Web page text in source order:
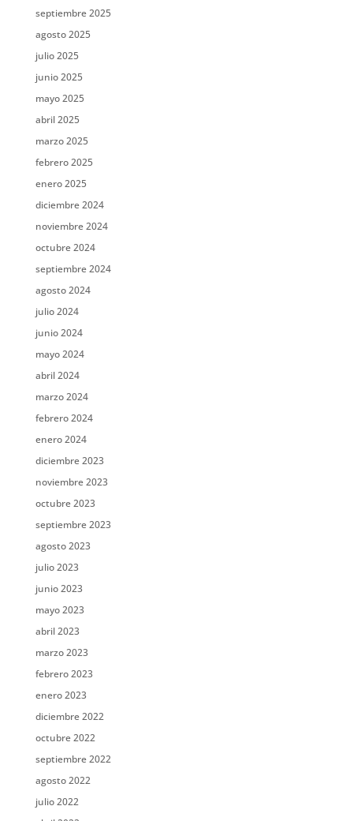
septiembre 2025
agosto 2025
julio 2025
junio 2025
mayo 2025
abril 2025
marzo 2025
febrero 2025
enero 2025
diciembre 2024
noviembre 2024
octubre 2024
septiembre 2024
agosto 2024
julio 2024
junio 2024
mayo 2024
abril 2024
marzo 2024
febrero 2024
enero 2024
diciembre 2023
noviembre 2023
octubre 2023
septiembre 2023
agosto 2023
julio 2023
junio 2023
mayo 2023
abril 2023
marzo 2023
febrero 2023
enero 2023
diciembre 2022
octubre 2022
septiembre 2022
agosto 2022
julio 2022